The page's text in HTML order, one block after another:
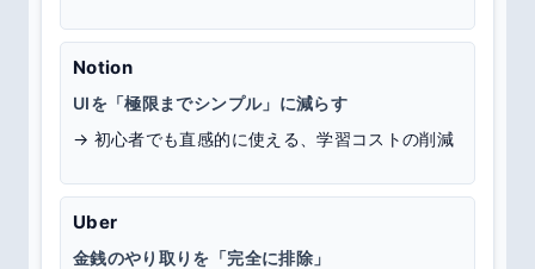
Notion
UIを「極限までシンプル」に減らす
→ 初心者でも直感的に使える、学習コストの削減
Uber
金銭のやり取りを「完全に排除」